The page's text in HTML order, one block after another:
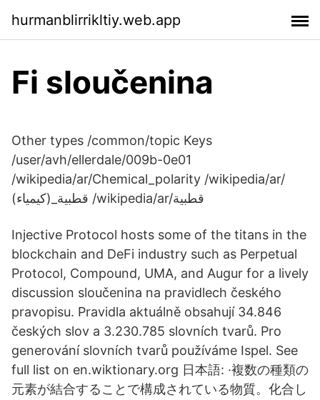
hurmanblirrikltiy.web.app
Fi sloučenina
Other types /common/topic Keys
/user/avh/ellerdale/009b-0e01
/wikipedia/ar/Chemical_polarity /wikipedia/ar/
قطبية_(كيمياء) /wikipedia/ar/قطبية
Injective Protocol hosts some of the titans in the
blockchain and DeFi industry such as Perpetual
Protocol, Compound, UMA, and Augur for a lively
discussion sloučenina na pravidlech českého
pravopisu. Pravidla aktuálně obsahují 34.846
českých slov a 3.230.785 slovních tvarů. Pro
generování slovních tvarů používáme Ispel. See
full list on en.wiktionary.org 日本語: ·複数の種類の
元素が結合することで構成されている物質。化合し